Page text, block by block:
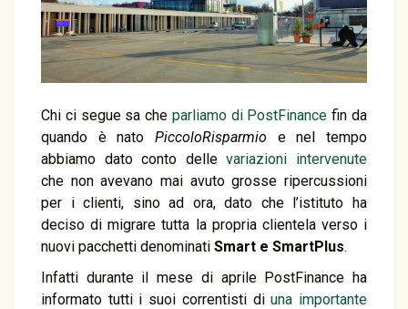
Chi ci segue sa che parliamo di PostFinance fin da
quando è nato PiccoloRisparmio e nel tempo
abbiamo dato conto dellevariazioni intervenute
che non avevano mai avuto grosse ripercussioni
per i clienti, sino ad ora, dato che l’istituto ha
deciso di migrare tutta la propria clientela verso i
nuovi pacchetti denominati Smart e SmartPlus.
Infatti durante il mese di aprile PostFinance ha
informato tutti i suoi correntisti diuna importante